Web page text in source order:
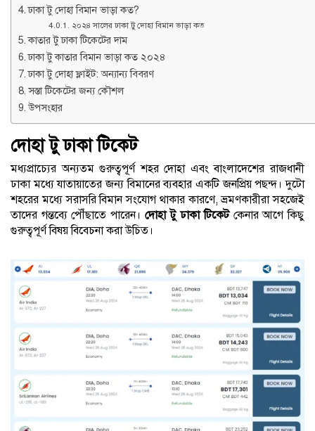
ঢাকা টু দোহা বিমান ভাড়া কত?
২০২৪ সালের ঢাকা টু দোহা বিমান ভাড়া কত
কাতার টু ঢাকা টিকেটের দাম
ঢাকা টু কাতার বিমান ভাড়া কত ২০২৪
ঢাকা টু দোহা ফ্লাইট: অন্যান্য বিবরণ
সস্তা টিকেটের জন্য কৌশল
উপসংহার
দোহা টু ঢাকা টিকেট
মধ্যপ্রাচ্যের অন্যতম গুরুত্বপূর্ণ শহর দোহা এবং বাংলাদেশের রাজধানী
ঢাকা মধ্যে যাতায়াতের জন্য বিমানের ব্যবহার একটি জনপ্রিয় পছন্দ। দুটো
শহরের মধ্যে সরাসরি বিমান সংযোগ থাকার কারণে, ভ্রমণকারীরা সহজেই
তাদের গন্তব্যে পৌঁছাতে পারেন। দোহা টু ঢাকা টিকেটকেনার আগে কিছু
গুরুত্বপূর্ণ বিষয় বিবেচনা করা উচিত।